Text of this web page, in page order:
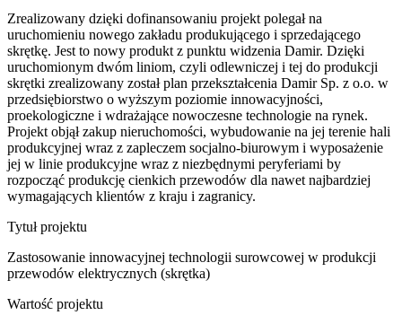
Zrealizowany dzięki dofinansowaniu projekt polegał na
uruchomieniu nowego zakładu produkującego i sprzedającego
skrętkę. Jest to nowy produkt z punktu widzenia Damir. Dzięki
uruchomionym dwóm liniom, czyli odlewniczej i tej do produkcji
skrętki zrealizowany został plan przekształcenia Damir Sp. z o.o. w
przedsiębiorstwo o wyższym poziomie innowacyjności,
proekologiczne i wdrażające nowoczesne technologie na rynek.
Projekt objął zakup nieruchomości, wybudowanie na jej terenie hali
produkcyjnej wraz z zapleczem socjalno-biurowym i wyposażenie
jej w linie produkcyjne wraz z niezbędnymi peryferiami by
rozpocząć produkcję cienkich przewodów dla nawet najbardziej
wymagających klientów z kraju i zagranicy.
Tytuł projektu
Zastosowanie innowacyjnej technologii surowcowej w produkcji
przewodów elektrycznych (skrętka)
Wartość projektu